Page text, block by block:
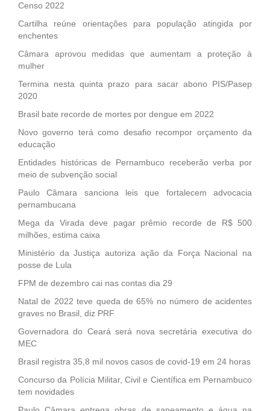
Censo 2022
Cartilha reúne orientações para população atingida por
enchentes
Câmara aprovou medidas que aumentam a proteção à
mulher
Termina nesta quinta prazo para sacar abono PIS/Pasep
2020
Brasil bate recorde de mortes por dengue em 2022
Novo governo terá como desafio recompor orçamento da
educação
Entidades históricas de Pernambuco receberão verba por
meio de subvenção social
Paulo Câmara sanciona leis que fortalecem advocacia
pernambucana
Mega da Virada deve pagar prêmio recorde de R$ 500
milhões, estima caixa
Ministério da Justiça autoriza ação da Força Nacional na
posse de Lula
FPM de dezembro cai nas contas dia 29
Natal de 2022 teve queda de 65% no número de acidentes
graves no Brasil, diz PRF
Governadora do Ceará será nova secretária executiva do
MEC
Brasil registra 35,8 mil novos casos de covid-19 em 24 horas
Concurso da Polícia Militar, Civil e Científica em Pernambuco
tem novidades